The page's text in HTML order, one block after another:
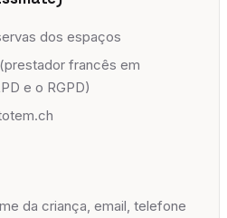
dos espaços
francês em
e o RGPD)
da criança, email, telefone